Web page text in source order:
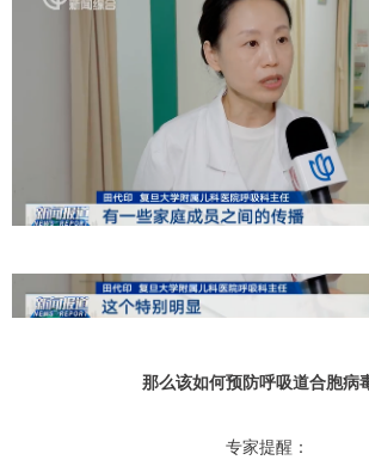
那么该如何预防呼吸道合胞病
专家提醒：